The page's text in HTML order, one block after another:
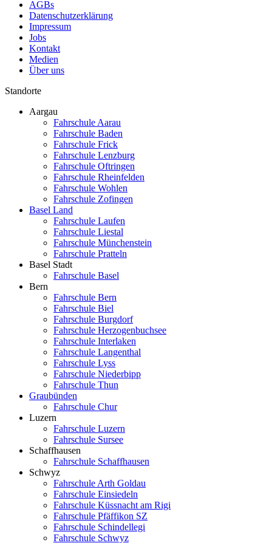
AGBs
Datenschutzerklärung
Impressum
Jobs
Kontakt
Medien
Über uns
Standorte
Aargau
Fahrschule Aarau
Fahrschule Baden
Fahrschule Frick
Fahrschule Lenzburg
Fahrschule Oftringen
Fahrschule Rheinfelden
Fahrschule Wohlen
Fahrschule Zofingen
Basel Land
Fahrschule Laufen
Fahrschule Liestal
Fahrschule Münchenstein
Fahrschule Pratteln
Basel Stadt
Fahrschule Basel
Bern
Fahrschule Bern
Fahrschule Biel
Fahrschule Burgdorf
Fahrschule Herzogenbuchsee
Fahrschule Interlaken
Fahrschule Langenthal
Fahrschule Lyss
Fahrschule Niederbipp
Fahrschule Thun
Graubünden
Fahrschule Chur
Luzern
Fahrschule Luzern
Fahrschule Sursee
Schaffhausen
Fahrschule Schaffhausen
Schwyz
Fahrschule Arth Goldau
Fahrschule Einsiedeln
Fahrschule Küssnacht am Rigi
Fahrschule Pfäffikon SZ
Fahrschule Schindellegi
Fahrschule Schwyz